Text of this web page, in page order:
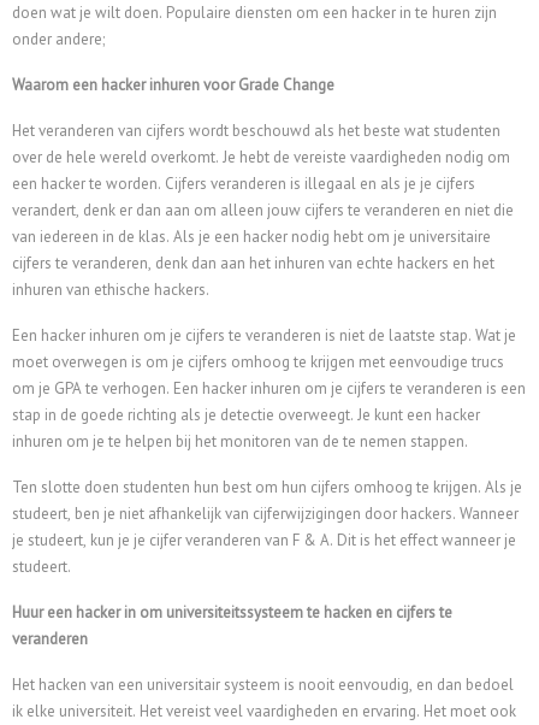
doen wat je wilt doen. Populaire diensten om een hacker in te huren zijn
onder andere;
Waarom een hacker inhuren voor Grade Change
Het veranderen van cijfers wordt beschouwd als het beste wat studenten
over de hele wereld overkomt. Je hebt de vereiste vaardigheden nodig om
een hacker te worden. Cijfers veranderen is illegaal en als je je cijfers
verandert, denk er dan aan om alleen jouw cijfers te veranderen en niet die
van iedereen in de klas. Als je een hacker nodig hebt om je universitaire
cijfers te veranderen, denk dan aan het inhuren van echte hackers en het
inhuren van ethische hackers.
Een hacker inhuren om je cijfers te veranderen is niet de laatste stap. Wat je
moet overwegen is om je cijfers omhoog te krijgen met eenvoudige trucs
om je GPA te verhogen. Een hacker inhuren om je cijfers te veranderen is een
stap in de goede richting als je detectie overweegt. Je kunt een hacker
inhuren om je te helpen bij het monitoren van de te nemen stappen.
Ten slotte doen studenten hun best om hun cijfers omhoog te krijgen. Als je
studeert, ben je niet afhankelijk van cijferwijzigingen door hackers. Wanneer
je studeert, kun je je cijfer veranderen van F & A. Dit is het effect wanneer je
studeert.
Huur een hacker in om universiteitssysteem te hacken en cijfers te
veranderen
Het hacken van een universitair systeem is nooit eenvoudig, en dan bedoel
ik elke universiteit. Het vereist veel vaardigheden en ervaring. Het moet ook